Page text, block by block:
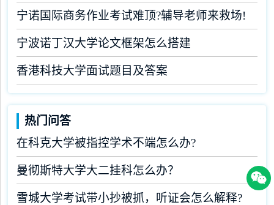
宁诺国际商务作业考试难顶?辅导老师来救场!
宁波诺丁汉大学论文框架怎么搭建
香港科技大学面试题目及答案
热门问答
在科克大学被指控学术不端怎么办?
曼彻斯特大学大二挂科怎么办？
雪城大学考试带小抄被抓，听证会怎么解释?